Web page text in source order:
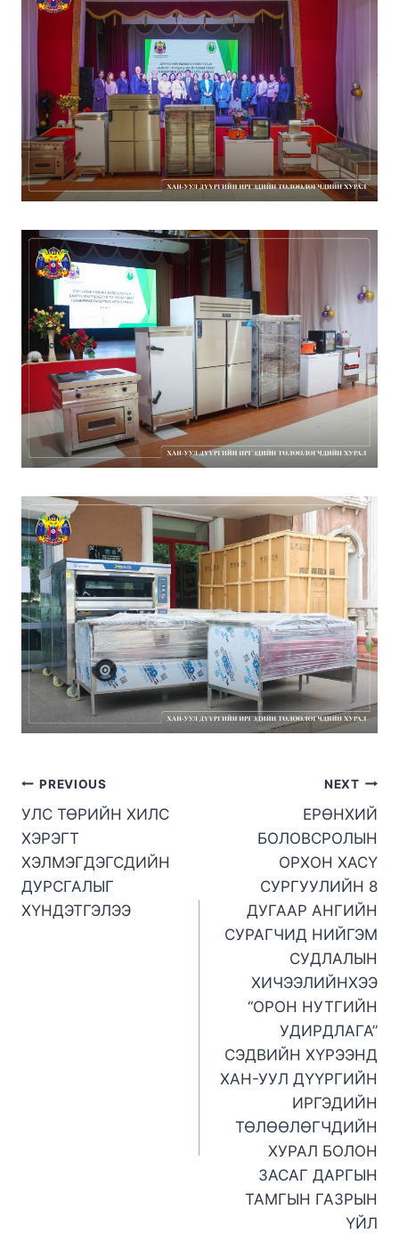
PREVIOUS
УЛС ТӨРИЙН ХИЛС
ХЭРЭГТ
ХЭЛМЭГДЭГСДИЙН
ДУРСГАЛЫГ
ХҮНДЭТГЭЛЭЭ
NEXT
ЕРӨНХИЙ
БОЛОВСРОЛЫН
ОРХОН ХАСҮ
СУРГУУЛИЙН 8
ДУГААР АНГИЙН
СУРАГЧИД НИЙГЭМ
СУДЛАЛЫН
ХИЧЭЭЛИЙНХЭЭ
“ОРОН НУТГИЙН
УДИРДЛАГА”
СЭДВИЙН ХҮРЭЭНД
ХАН-УУЛ ДҮҮРГИЙН
ИРГЭДИЙН
ТӨЛӨӨЛӨГЧДИЙН
ХУРАЛ БОЛОН
ЗАСАГ ДАРГЫН
ТАМГЫН ГАЗРЫН
ҮЙЛ